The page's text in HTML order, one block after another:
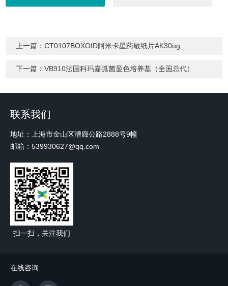
上一篇：CT0107BOXOID阿米卡星药敏纸片AK30ug
下一篇：VB910法国科玛嘉弧菌显色培养基（全国总代）
联系我们
地址：上海市金山区漕廊公路2888号9幢
邮箱：539930627@qq.com
扫一扫，关注我们
在线咨询